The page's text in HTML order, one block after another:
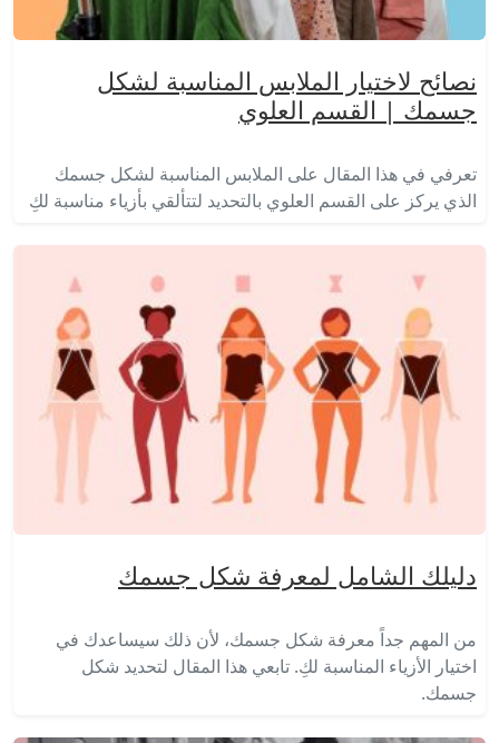
نصائح لاختيار الملابس المناسبة لشكل
جسمك | القسم العلوي
تعرفي في هذا المقال على الملابس المناسبة لشكل جسمك
الذي يركز على القسم العلوي بالتحديد لتتألقي بأزياء مناسبة لكِ
دليلك الشامل لمعرفة شكل جسمك
من المهم جداً معرفة شكل جسمك، لأن ذلك سيساعدك في
اختيار الأزياء المناسبة لكِ. تابعي هذا المقال لتحديد شكل
جسمك.